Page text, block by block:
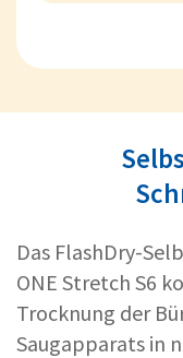
Das FlashDry-
ONE Stretch S6
Trocknung der
Saugapparats in